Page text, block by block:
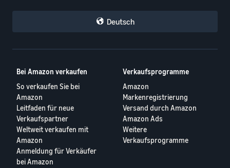
Deutsch
Bei Amazon verkaufen
So verkaufen Sie bei
Amazon
Leitfaden für neue
Verkaufspartner
Weltweit verkaufen mit
Amazon
Anmeldung für Verkäufer
bei Amazon
Verkaufsprogramme
Amazon
Markenregistrierung
Versand durch Amazon
Amazon Ads
Weitere
Verkaufsprogramme